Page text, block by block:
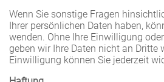
Wenn Sie sonstige Fragen
Ihrer persönlichen Daten haben,
wenden. Ohne Ihre Einwilligung
geben wir Ihre Daten nicht an Dritte
Einwilligung können Sie jederzeit